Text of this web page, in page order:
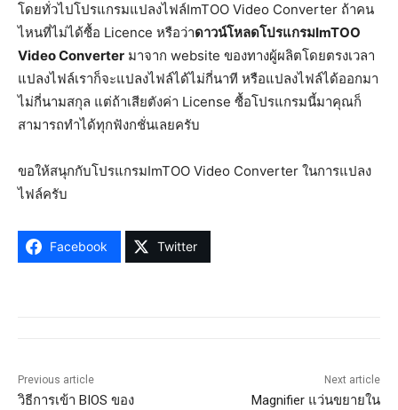
โดยทั่วไปโปรแกรมแปลงไฟล์ImTOO Video Converter ถ้าคน
ไหนที่ไม่ได้ซื้อ Licence หรือว่าดาวน์โหลดโปรแกรมImTOO
Video Converter มาจาก website ของทางผู้ผลิตโดยตรงเวลา
แปลงไฟล์เราก็จะแปลงไฟล์ได้ไม่กี่นาที หรือแปลงไฟล์ได้ออกมา
ไม่กี่นามสกุล แต่ถ้าเสียตังค่า License ซื้อโปรแกรมนี้มาคุณก็
สามารถทำได้ทุกฟังกชั่นเลยครับ
ขอให้สนุกกับโปรแกรมImTOO Video Converter ในการแปลง
ไฟล์ครับ
Facebook Twitter
Previous article
วิธีการเข้า BIOS ของ
Next article
Magnifier แว่นขยายใน